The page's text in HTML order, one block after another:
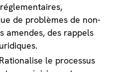
de problèmes de non-
amendes, des rappels
Rationalise le processus